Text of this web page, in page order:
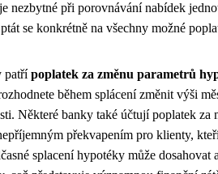
nezbytné při porovnávání nabídek
se konkrétně na všechny možné
patřípoplatek za změnu parametrů
během splácení změnit výši
Některé banky také účtují poplatek za
překvapením pro klienty,
splacení hypotéky může dosahovat